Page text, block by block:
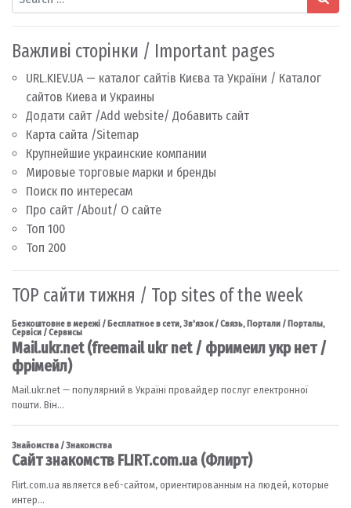
Важливі сторінки / Important pages
URL.KIEV.UA — каталог сайтів Києва та України / Каталог
сайтов Киева и Украины
Додати сайт /Add website/ Добавить сайт
Карта сайта /Sitemap
Крупнейшие украинские компании
Мировые торговые марки и бренды
Поиск по интересам
Про сайт /About/ О сайте
Топ 100
Топ 200
TOP сайти тижня / Top sites of the week